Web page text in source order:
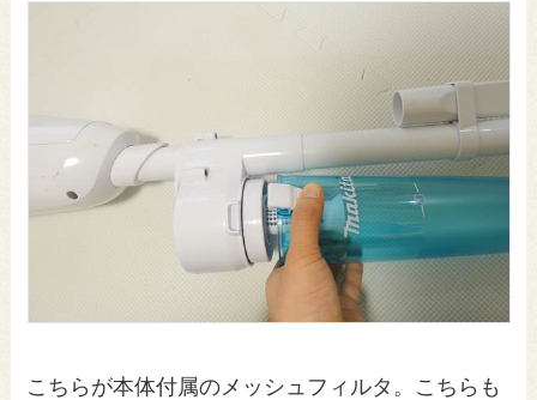
こちらが本体付属のメッシュフィルタ。こちらも